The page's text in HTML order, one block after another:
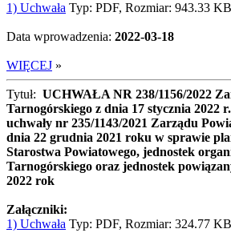
1) Uchwała Typ: PDF, Rozmiar: 943.33 KB
Data wprowadzenia: 2022-03-18
WIĘCEJ »
Tytuł: UCHWAŁA NR 238/1156/2022
Tarnogórskiego z dnia 17 stycznia 2022
uchwały nr 235/1143/2021 Zarządu
dnia 22 grudnia 2021 roku w sprawie
Starostwa Powiatowego, jednostek
Tarnogórskiego oraz jednostek
2022 rok
Załączniki:
1) Uchwała Typ: PDF, Rozmiar: 324.77 KB